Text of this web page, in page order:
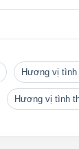
hương vị
hương vị tình